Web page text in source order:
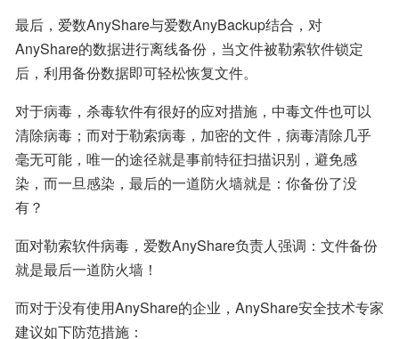
最后，爱数AnyShare与爱数AnyBackup结合，对
AnyShare的数据进行离线备份，当文件被勒索软件锁定
后，利用备份数据即可轻松恢复文件。
对于病毒，杀毒软件有很好的应对措施，中毒文件也可以
清除病毒；而对于勒索病毒，加密的文件，病毒清除几乎
毫无可能，唯一的途径就是事前特征扫描识别，避免感
染，而一旦感染，最后的一道防火墙就是：你备份了没
有？
面对勒索软件病毒，爱数AnyShare负责人强调：文件备份
就是最后一道防火墙！
而对于没有使用AnyShare的企业，AnyShare安全技术专家
建议如下防范措施：